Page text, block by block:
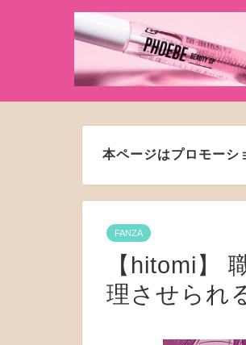
本ページはプロモーシ
FANZA
【hitomi】
理させられ